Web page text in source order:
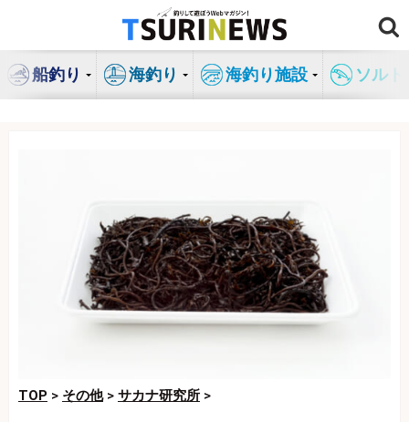
ン
船釣り 海釣り 海釣り施設 ソル
TOP > その他> サカナ研究所 >